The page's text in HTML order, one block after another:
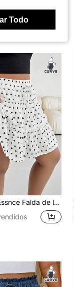
grande para mujer, moda casual holgada y cómoda de primavera/verano, ropa linda de talla grande, pantalones para mujer, ropa para salir, falda de tenis, falda anti-exposición
Todo